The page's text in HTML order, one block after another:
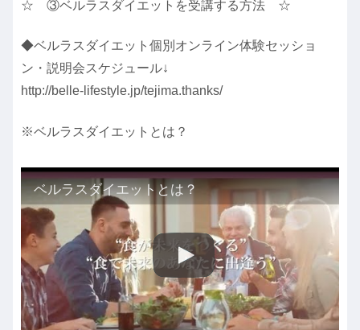
☆ ③ベルラスダイエットを受講する方法 ☆
◆ベルラスダイエット個別オンライン体験セッショ
ン・説明会スケジュール↓
http://belle-lifestyle.jp/tejima.thanks/
※ベルラスダイエットとは？
ベルラスダイエットとは？